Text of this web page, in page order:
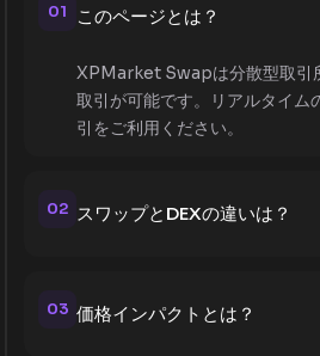
01 このページとは？
XPMarket Swapは分散型取引
取引が可能です。リアルタイム
引をご利用ください。
02 スワップとDEXの違いは？
03 価格インパクトとは？